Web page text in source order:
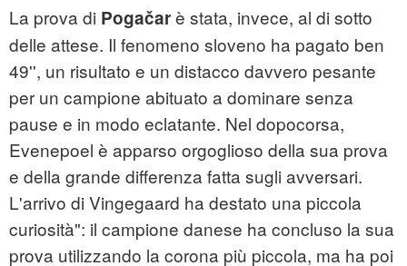
La prova di Pogačarè stata, invece, al di sotto
delle attese. Il fenomeno sloveno ha pagato ben
49'', un risultato e un distacco davvero pesante
per un campione abituato a dominare senza
pause e in modo eclatante. Nel dopocorsa,
Evenepoel è apparso orgoglioso della sua prova
e della grande differenza fatta sugli avversari.
L'arrivo di Vingegaard ha destato una piccola
curiosità": il campione danese ha concluso la sua
prova utilizzando la corona più piccola, ma ha poi